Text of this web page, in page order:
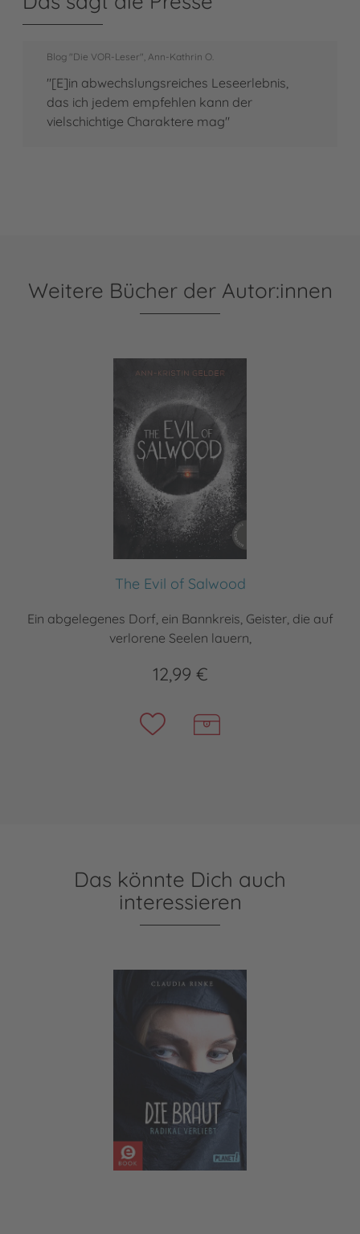
Blog "Die VOR-Leser", Ann-Kathrin O.
"[E]in abwechslungsreiches Leseerlebnis,
das ich jedem empfehlen kann der
vielschichtige Charaktere mag"
Weitere Bücher der Autor:innen
The Evil of Salwood
Ein abgelegenes Dorf, ein Bannkreis, Geister, die auf
verlorene Seelen lauern,
12,99 €
Das könnte Dich auch
interessieren